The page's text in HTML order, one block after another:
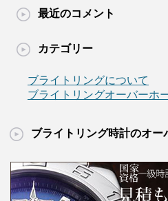
最近のコメント
カテゴリー
ブライトリングについて
ブライトリングオーバーホ
ブライトリング時計のオー